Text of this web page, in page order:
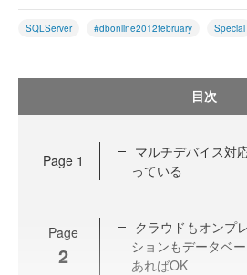
SQLServer #dbonline2012february Special
目次
Page 1
マルチデバイス対
っている
Page
2
クラウドもオンプ
ションもデータベ
あればOK